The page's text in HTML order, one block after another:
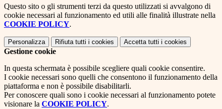
Questo sito o gli strumenti terzi da questo utilizzati si avvalgono di
cookie necessari al funzionamento ed utili alle finalità illustrate nella
COOKIE POLICY.
Personalizza Rifiuta tutti i cookies Accetta tutti i cookies
Gestione cookie
In questa schermata è possibile scegliere quali cookie consentire.
I cookie necessari sono quelli che consentono il funzionamento della
piattaforma e non è possibile disabilitarli.
Per conoscere quali sono i cookie necessari al funzionamento potete
visionare la COOKIE POLICY.